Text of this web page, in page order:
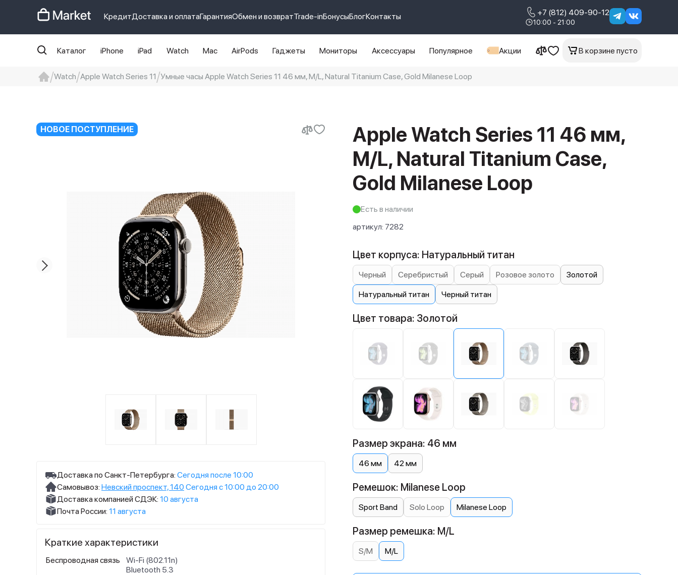
КредитДоставка и оплатаГарантияОбмен и возвратTrade-inБонусыБлогКонтакты +7 (812) 409-90-12
10:00 - 21:00
Каталог iPhone iPad Watch Mac AirPods Гаджеты Мониторы Аксессуары Популярное Акции В корзине пусто
Watch Apple Watch Series 11 Умные часы Apple Watch Series 11 46 мм, M/L, Natural Titanium Case, Gold Milanese Loop
НОВОЕ ПОСТУПЛЕНИЕ
Apple Watch Series 11 46 мм,
M/L, Natural Titanium Case,
Gold Milanese Loop
Есть в наличии
артикул: 7282
Доставка по Санкт-Петербурга: Сегодня после 10:00
Самовывоз: Невский проспект, 140 Сегодня с 10:00 до 20:00
Доставка компанией СДЭК: 10 августа
Почта России: 11 августа
Краткие характеристики
Беспроводная связь
Wi-Fi (802.11n)
Bluetooth 5.3
Цвет корпуса: Натуральный титан
Черный Серебристый Серый Розовое золото Золотой
Натуральный титан Черный титан
Цвет товара: Золотой
Размер экрана: 46 мм
46 мм 42 мм
Ремешок: Milanese Loop
Sport Band Solo Loop Milanese Loop
Размер ремешка: M/L
S/M M/L